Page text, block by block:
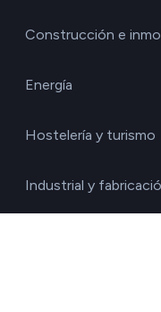
Construcción e
Energía
Hostelería y turismo
Industrial y